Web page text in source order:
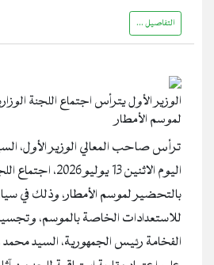
التفاصيل ...
الوزير الأول يترأس اجتماع اللجنة
لموسم الأمطار
ترأس صاحب المعالي الوزير الأول،
اليوم الاثنين 13
بالتحضير لموسم الأمطار، وذلك في
للاستعدادات الخاصة بالموسم،
الفخامة رئيس الجمهورية، السيد محمد